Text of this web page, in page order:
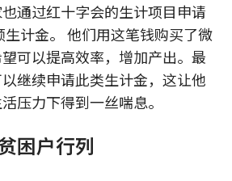
通过红十字会的生计项目申请
计金。 他们用这笔钱购买了微
可以提高效率，增加产出。最
继续申请此类生计金，这让他
压力下得到一丝喘息。
困户行列